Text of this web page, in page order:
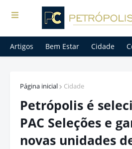
Artigos Bem Estar Cidade
Página inicial Cidade
Petrópolis é
PAC Seleções e
novas unidades